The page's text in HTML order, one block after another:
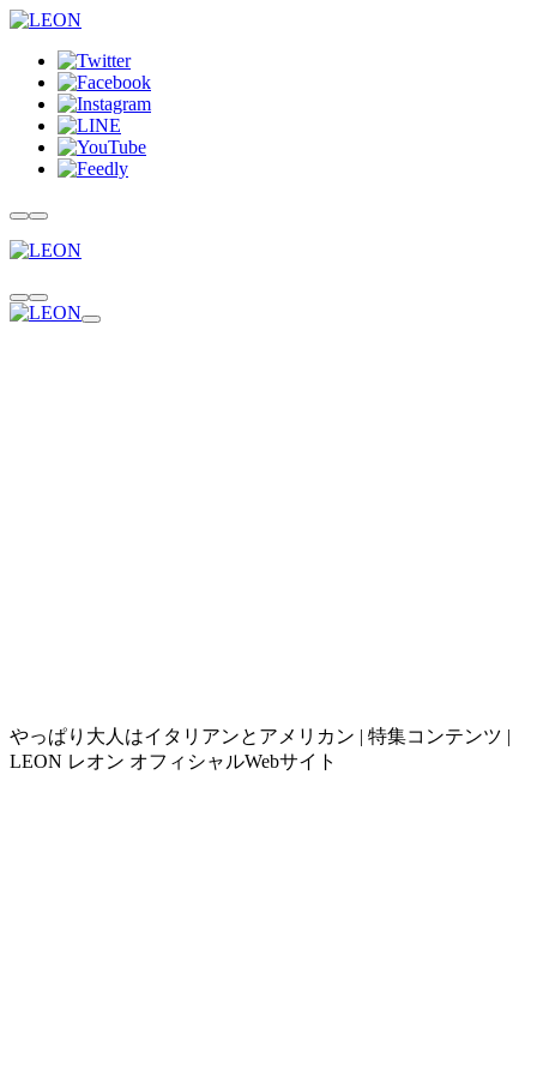
やっぱり大人はイタリアンとアメリカン | 特集コンテンツ |
LEON レオン オフィシャルWebサイト